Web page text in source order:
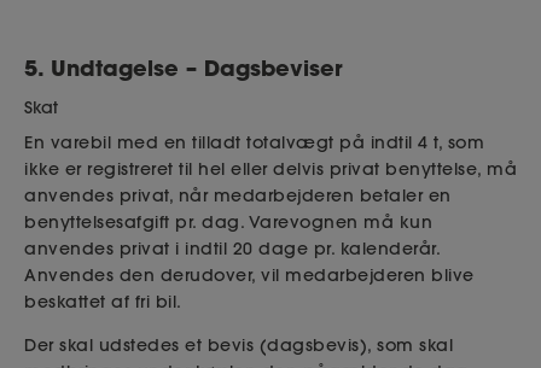
5. Undtagelse – Dagsbeviser
Skat
En varebil med en tilladt totalvægt på indtil 4 t, som
ikke er registreret til hel eller delvis privat benyttelse, må
anvendes privat, når medarbejderen betaler en
benyttelsesafgift pr. dag. Varevognen må kun
anvendes privat i indtil 20 dage pr. kalenderår.
Anvendes den derudover, vil medarbejderen blive
beskattet af fri bil.
Der skal udstedes et bevis (dagsbevis), som skal